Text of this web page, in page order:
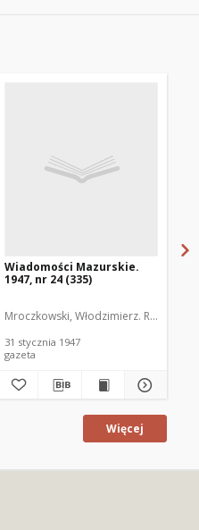
Wiadomości Mazurskie.
1947, nr 24 (335)
Mroczkowski, Włodzimierz. Red.
31 stycznia 1947
gazeta
Więcej